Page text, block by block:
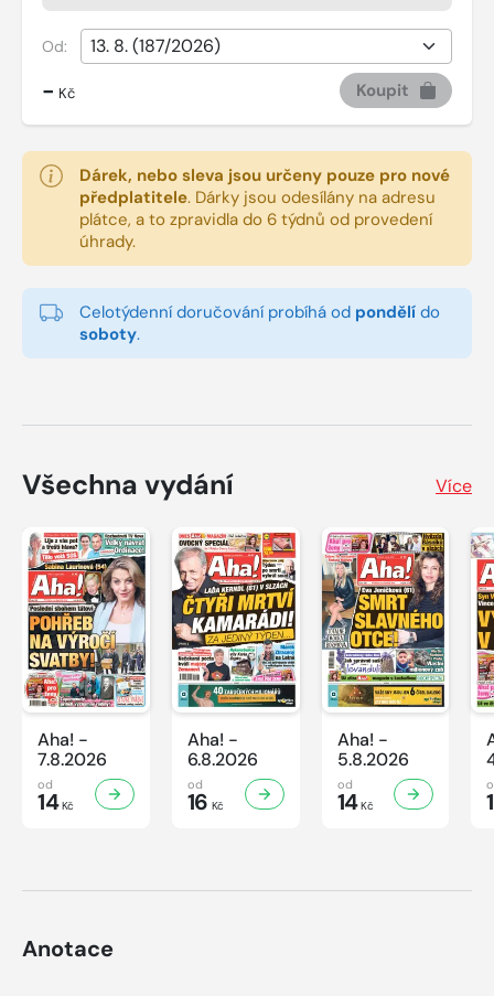
Od:
- Kč Koupit
Dárek, nebo sleva jsou určeny pouze pro nové
předplatitele. Dárky jsou odesílány na adresu
plátce, a to zpravidla do 6 týdnů od provedení
úhrady.
Celotýdenní doručování probíhá od pondělí do
soboty.
Všechna vydání Více
Aha! -
7.8.2026
od
14Kč
Aha! -
6.8.2026
od
16 Kč
Aha! -
5.8.2026
od
14Kč
Anotace